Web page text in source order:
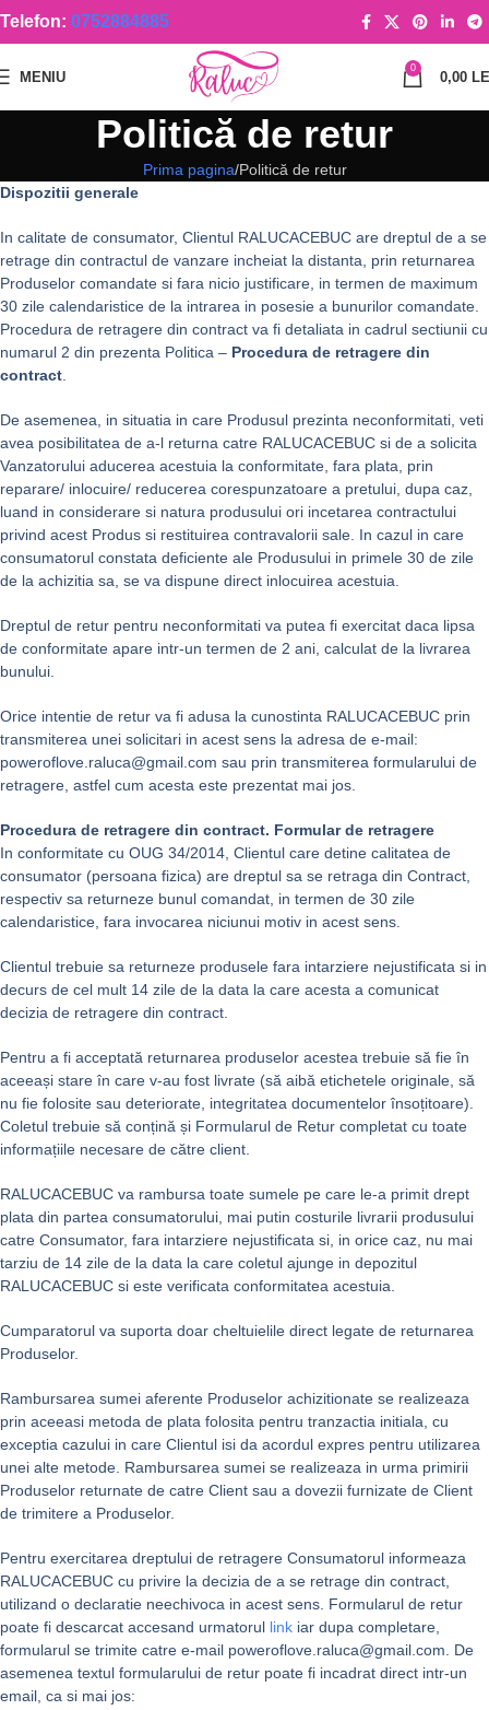
Telefon: 0752884885
MENIU
0
0,00
Politică de retur
Prima pagina Politică de retur
Dispozitii generale
In calitate de consumator, Clientul RALUCACEBUC are dreptul de a se
retrage din contractul de vanzare incheiat la distanta, prin returnarea
Produselor comandate si fara nicio justificare, in termen de maximum
30 zile calendaristice de la intrarea in posesie a bunurilor comandate.
Procedura de retragere din contract va fi detaliata in cadrul sectiunii cu
numarul 2 din prezenta Politica – Procedura de retragere din
contract
De asemenea, in situatia in care Produsul prezinta neconformitati, veti
avea posibilitatea de a-l returna catre RALUCACEBUC si de a solicita
Vanzatorului aducerea acestuia la conformitate, fara plata, prin
reparare/ inlocuire/ reducerea corespunzatoare a pretului, dupa caz,
luand in considerare si natura produsului ori incetarea contractului
privind acest Produs si restituirea contravalorii sale. In cazul in care
consumatorul constata deficiente ale Produsului in primele 30 de zile
de la achizitia sa, se va dispune direct inlocuirea acestuia.
Dreptul de retur pentru neconformitati va putea fi exercitat daca lipsa
de conformitate apare intr-un termen de 2 ani, calculat de la livrarea
bunului.
Orice intentie de retur va fi adusa la cunostinta RALUCACEBUC prin
transmiterea unei solicitari in acest sens la adresa de e-mail:
poweroflove.raluca@gmail.com sau prin transmiterea formularului de
retragere, astfel cum acesta este prezentat mai jos.
Procedura de retragere din contract. Formular de retragere
In conformitate cu OUG 34/2014, Clientul care detine calitatea de
consumator (persoana fizica) are dreptul sa se retraga din Contract,
respectiv sa returneze bunul comandat, in termen de 30 zile
calendaristice, fara invocarea niciunui motiv in acest sens.
Clientul trebuie sa returneze produsele fara intarziere nejustificata si in
decurs de cel mult 14 zile de la data la care acesta a comunicat
decizia de retragere din contract.
Pentru a fi acceptată returnarea produselor acestea trebuie să fie în
aceeași stare în care v-au fost livrate (să aibă etichetele originale, să
nu fie folosite sau deteriorate, integritatea documentelor însoțitoare).
Coletul trebuie să conțină și Formularul de Retur completat cu toate
informațiile necesare de către client.
RALUCACEBUC va rambursa toate sumele pe care le-a primit drept
plata din partea consumatorului, mai putin costurile livrarii produsului
catre Consumator, fara intarziere nejustificata si, in orice caz, nu mai
tarziu de 14 zile de la data la care coletul ajunge in depozitul
RALUCACEBUC si este verificata conformitatea acestuia.
Cumparatorul va suporta doar cheltuielile direct legate de returnarea
Produselor.
Rambursarea sumei aferente Produselor achizitionate se realizeaza
prin aceeasi metoda de plata folosita pentru tranzactia initiala, cu
exceptia cazului in care Clientul isi da acordul expres pentru utilizarea
unei alte metode. Rambursarea sumei se realizeaza in urma primirii
Produselor returnate de catre Client sau a dovezii furnizate de Client
de trimitere a Produselor.
Pentru exercitarea dreptului de retragere Consumatorul informeaza
RALUCACEBUC cu privire la decizia de a se retrage din contract,
utilizand o declaratie neechivoca in acest sens. Formularul de retur
poate fi descarcat accesand urmatorul link iar dupa completare,
formularul se trimite catre e-mail poweroflove.raluca@gmail.com. De
asemenea textul formularului de retur poate fi incadrat direct intr-un
email, ca si mai jos: